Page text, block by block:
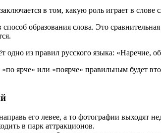
в том, какую роль играет в
образования слова. Это
одно из правил русского языка: «Наречие,
ярче» или «поярче» правильным будет
его левее, а то фотографии выходят
в парк аттракционов.